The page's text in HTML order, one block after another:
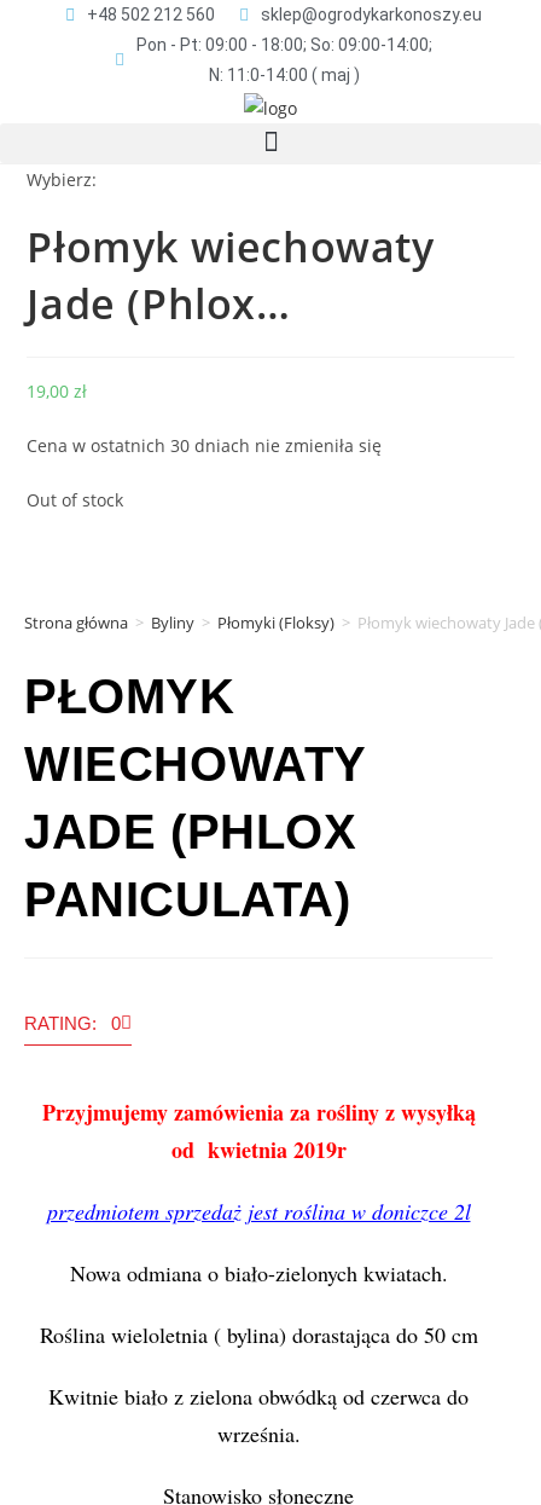
+48 502 212 560
sklep@ogrodykarkonoszy.eu
Pon - Pt: 09:00 - 18:00; So: 09:00-14:00;
N: 11:0-14:00 ( maj )
Wybierz:
Płomyk wiechowaty
Jade (Phlox…
19,00zł
Cena w ostatnich 30 dniach nie zmieniła się
Out of stock
Strona główna > Byliny > Płomyki (Floksy) > Płomyk wiechowaty
PŁOMYK
WIECHOWATY
JADE (PHLOX
PANICULATA)
RATING: 0
Przyjmujemy zamówienia za rośliny z wysyłką
od kwietnia 2019r
przedmiotem sprzedaż jest roślina w doniczce 2l
Nowa odmiana o biało-zielonych kwiatach.
Roślina wieloletnia ( bylina) dorastająca do 50 cm
Kwitnie biało z zielona obwódką od czerwca do
września.
Stanowisko słoneczne